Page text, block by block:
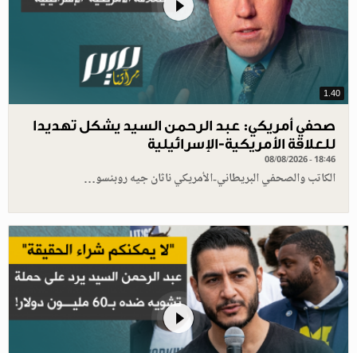
1.40
صحفي أمريكي: عبد الرحمن السيد يشكل تهديدا
للعلاقة الأمريكية-الإسرائيلية
08/08/2026 - 18:46
الكاتب والصحفي البريطاني-الأمريكي ناثان جيه روبنسو…